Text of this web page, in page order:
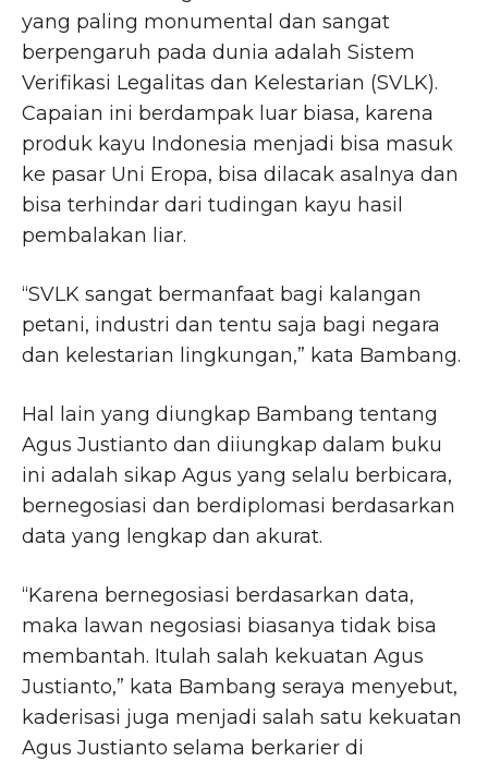
yang paling monumental dan sangat
berpengaruh pada dunia adalah Sistem
Verifikasi Legalitas dan Kelestarian (SVLK).
Capaian ini berdampak luar biasa, karena
produk kayu Indonesia menjadi bisa masuk
ke pasar Uni Eropa, bisa dilacak asalnya dan
bisa terhindar dari tudingan kayu hasil
pembalakan liar.
“SVLK sangat bermanfaat bagi kalangan
petani, industri dan tentu saja bagi negara
dan kelestarian lingkungan,” kata Bambang.
Hal lain yang diungkap Bambang tentang
Agus Justianto dan diiungkap dalam buku
ini adalah sikap Agus yang selalu berbicara,
bernegosiasi dan berdiplomasi berdasarkan
data yang lengkap dan akurat.
“Karena bernegosiasi berdasarkan data,
maka lawan negosiasi biasanya tidak bisa
membantah. Itulah salah kekuatan Agus
Justianto,” kata Bambang seraya menyebut,
kaderisasi juga menjadi salah satu kekuatan
Agus Justianto selama berkarier di